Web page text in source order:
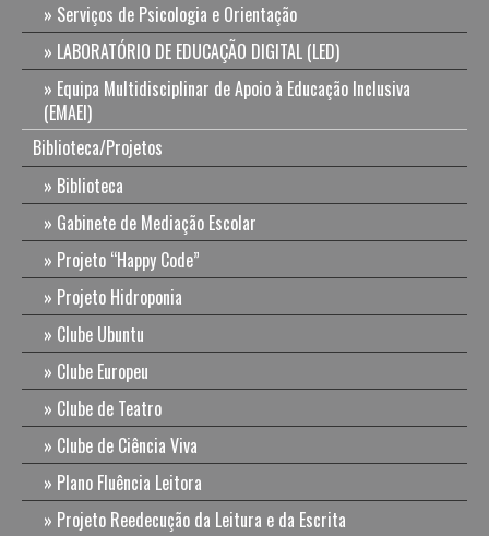
Serviços de Psicologia e Orientação
LABORATÓRIO DE EDUCAÇÃO DIGITAL (LED)
Equipa Multidisciplinar de Apoio à Educação Inclusiva
(EMAEI)
Biblioteca/Projetos
Biblioteca
Gabinete de Mediação Escolar
Projeto “Happy Code”
Projeto Hidroponia
Clube Ubuntu
Clube Europeu
Clube de Teatro
Clube de Ciência Viva
Plano Fluência Leitora
Projeto Reedecução da Leitura e da Escrita